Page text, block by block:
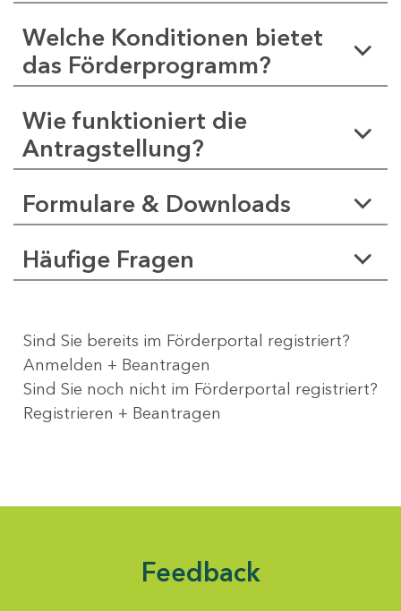
Welche Konditionen bietet
das Förderprogramm?
Wie funktioniert die
Antragstellung?
Formulare & Downloads
Häufige Fragen
Sind Sie bereits im Förderportal registriert?
Anmelden + Beantragen
Sind Sie noch nicht im Förderportal registriert?
Registrieren + Beantragen
Feedback